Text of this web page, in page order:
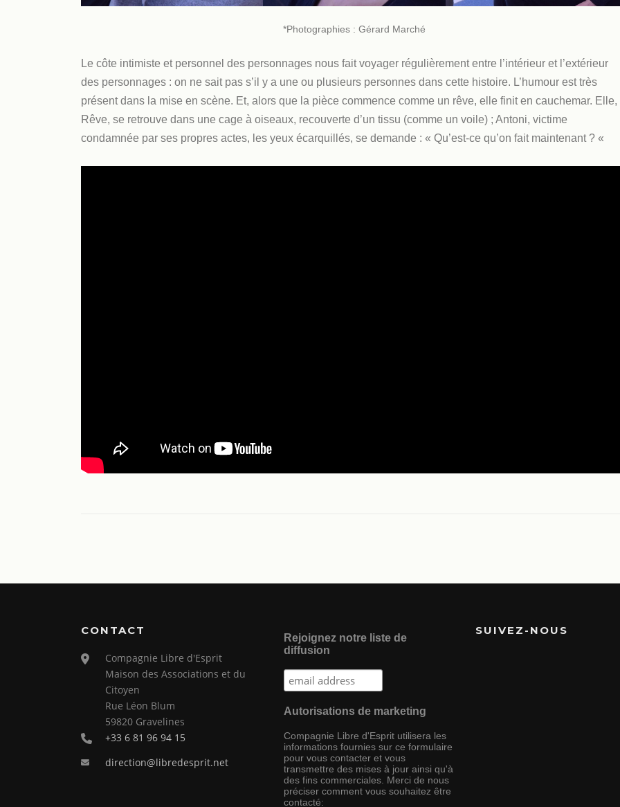
*Photographies : Gérard Marché
Le côte intimiste et personnel des personnages nous fait voyager régulièrement entre l’intérieur et l’extérieur
des personnages : on ne sait pas s’il y a une ou plusieurs personnes dans cette histoire. L’humour est très
présent dans la mise en scène. Et, alors que la pièce commence comme un rêve, elle finit en cauchemar. Elle,
Rêve, se retrouve dans une cage à oiseaux, recouverte d’un tissu (comme un voile) ; Antoni, victime
condamnée par ses propres actes, les yeux écarquillés, se demande : « Qu’est-ce qu’on fait maintenant ? «
CONTACT
Compagnie Libre d'Esprit
Maison des Associations et du
Citoyen
Rue Léon Blum
59820 Gravelines
+33 6 81 96 94 15
direction@libredesprit.net
Rejoignez notre liste de
diffusion
Autorisations de marketing
Compagnie Libre d'Esprit utilisera les
informations fournies sur ce formulaire
pour vous contacter et vous
transmettre des mises à jour ainsi qu'à
des fins commerciales. Merci de nous
préciser comment vous souhaitez être
contacté:
SUIVEZ-NOUS